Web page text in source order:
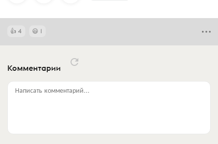
4 1
Комментарии
Написать комментарий...